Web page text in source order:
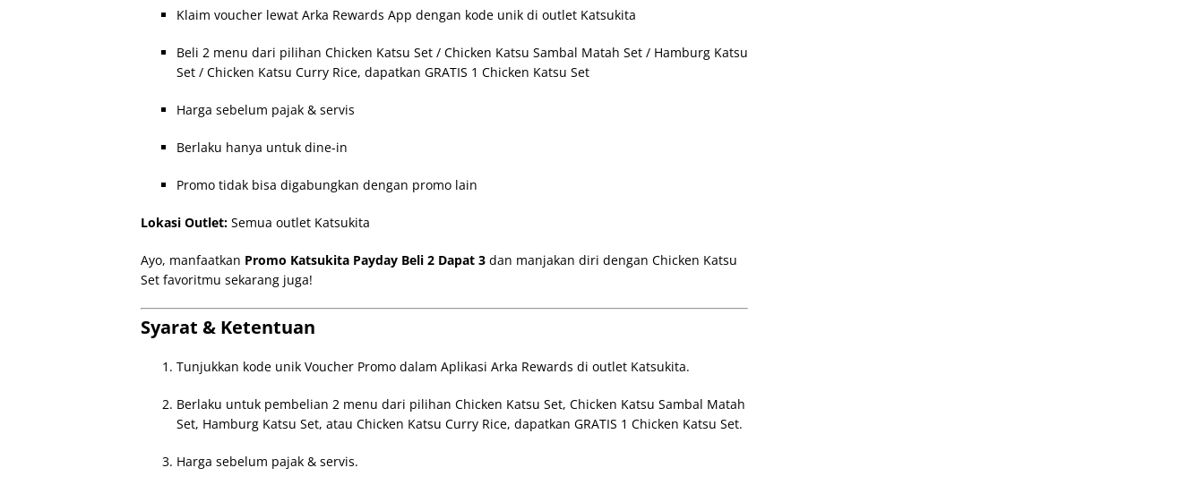
Klaim voucher lewat Arka Rewards App dengan kode unik di outlet Katsukita
Beli 2 menu dari pilihan Chicken Katsu Set / Chicken Katsu Sambal Matah Set / Hamburg Katsu
Set / Chicken Katsu Curry Rice, dapatkan GRATIS 1 Chicken Katsu Set
Harga sebelum pajak & servis
Berlaku hanya untuk dine-in
Promo tidak bisa digabungkan dengan promo lain
Lokasi Outlet: Semua outlet Katsukita
Ayo, manfaatkan Promo Katsukita Payday Beli 2 Dapat 3 dan manjakan diri dengan Chicken Katsu
Set favoritmu sekarang juga!
Syarat & Ketentuan
Tunjukkan kode unik Voucher Promo dalam Aplikasi Arka Rewards di outlet Katsukita.
Berlaku untuk pembelian 2 menu dari pilihan Chicken Katsu Set, Chicken Katsu Sambal Matah
Set, Hamburg Katsu Set, atau Chicken Katsu Curry Rice, dapatkan GRATIS 1 Chicken Katsu Set.
Harga sebelum pajak & servis.